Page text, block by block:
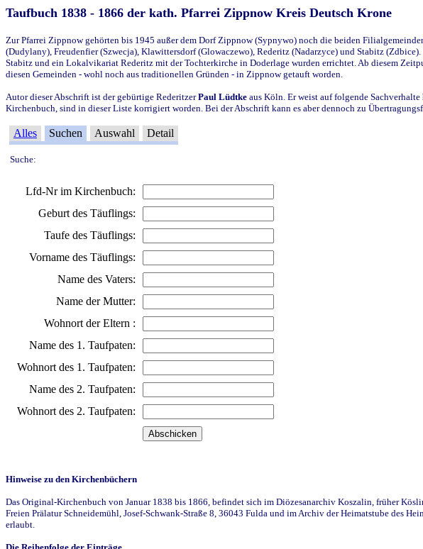
Taufbuch 1838 - 1866 der kath. Pfarrei Zippnow Kreis Deutsch Krone
Zur Pfarrei Zippnow gehörten bis 1945 außer dem Dorf Zippnow (Sypnywo) noch die beiden
(Dudylany), Freudenfier (Szwecja), Klawittersdorf (Glowaczewo), Rederitz (Nadarzyce) und Stabitz
Stabitz und ein Lokalvikariat Rederitz mit der Tochterkirche in Doderlage wurden errichtet. Ab diesem
diesen Gemeinden - wohl noch aus traditionellen Gründen - in Zippnow getauft worden.
Autor dieser Abschrift ist der gebürtige RederitzerPaul Lüdtke aus Köln. Er weist auf folgende
Kirchenbuch, sind in dieser Liste korrigiert worden. Bei der Abschrift kann es aber dennoch zu
Alles Suchen Auswahl Detail
Suche:
Lfd-Nr im Kirchenbuch:
Geburt des Täuflings:
Taufe des Täuflings:
Vorname des Täuflings:
Name des Vaters:
Name der Mutter:
Wohnort der Eltern :
Name des 1. Taufpaten:
Wohnort des 1. Taufpaten:
Name des 2. Taufpaten:
Wohnort des 2. Taufpaten:
Hinweise zu den Kirchenbüchern
Das Original-Kirchenbuch von Januar 1838 bis 1866, befindet sich im Diözesanarchiv Koszalin, früher
Freien Prälatur Schneidemühl, Josef-Schwank-Straße 8, 36043 Fulda und im Archiv der Heimatstube des
erlaubt.